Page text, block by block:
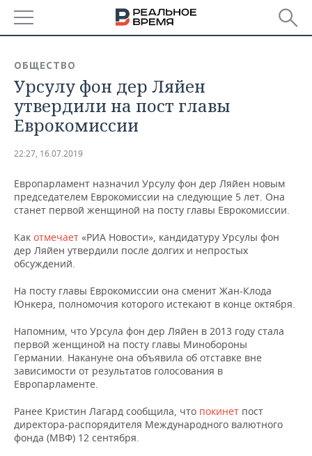
БАШКОРТОСТАН
ТАТАРСТАН
НОВОСТИ
АНАЛИТИКА
ДЕКЛАРАЦИИ О ДОХОДАХ
КОРОЛИ ГОСЗАКАЗА ПФО
ВУЗЫ ТАТАРСТАНА
КОМУ ПРИНАДЛЕЖАТ
ТОРГОВЫЕ ЦЕНТРЫ
ТАТАРСТАНА
НОВОСТИ ЭКОНОМИКИ
ФИНАНСЫ
БАНКИ
БЮДЖЕТ
ИНВЕСТИЦИИ
ПРОМЫШЛЕННОСТЬ
НОВОСТИ
ПРОМЫШЛЕННОСТИ
АГРОПРОМ
МАШИНОСТРОЕНИЕ
НЕФТЬ
ОПК
ЭНЕРГЕТИКА
НЕДВИЖИМОСТЬ
НОВОСТИ НЕДВИЖИМОСТИ
АВТО
НОВОСТИ АВТО
НОВОСТИ БИЗНЕСА
РОЗНИЧНАЯ ТОРГОВЛЯ
ТРАНСПОРТ
ТЕХНОЛОГИИ
НОВОСТИ ТЕХНОЛОГИЙ
IT
ТЕЛЕКОММУНИКАЦИИ
МЕРОПРИЯТИЯ
НОВОСТИ МЕРОПРИЯТИЙ
БИЗНЕС-БРАНЧИ
СПОРТ
ФУТБОЛ
НОВОСТИ ОБЩЕСТВА
ФОТОГАЛЕРЕЯ
ОБЩЕСТВО
Урсулу фон дер Ляйен
утвердили на пост главы
Еврокомиссии
22:27, 16.07.2019
Европарламент назначил Урсулу фон дер Ляйен новым
председателем Еврокомиссии на следующие 5 лет. Она
станет первой женщиной на посту главы Еврокомиссии.
Как отмечает «РИА Новости», кандидатуру Урсулы фон
дер Ляйен утвердили после долгих и непростых
обсуждений.
На посту главы Еврокомиссии она сменит Жан-Клода
Юнкера, полномочия которого истекают в конце октября.
Напомним, что Урсула фон дер Ляйен в 2013 году стала
первой женщиной на посту главы Минобороны
Германии. Накануне она объявила об отставке вне
зависимости от результатов голосования в
Европарламенте.
Ранее Кристин Лагард сообщила, что покинет пост
директора-распорядителя Международного валютного
фонда (МВФ) 12 сентября.